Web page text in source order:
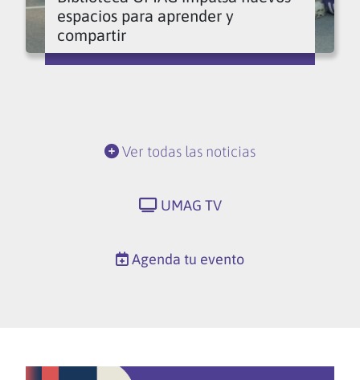
espacios para aprender y
compartir
Ver todas las noticias
UMAG TV
Agenda tu evento